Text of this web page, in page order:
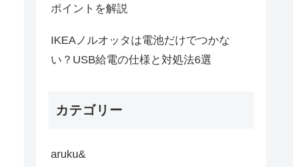
ポイントを解説
IKEAノルオッタは電池だけでつかな
い？USB給電の仕様と対処法6選
カテゴリー
aruku&